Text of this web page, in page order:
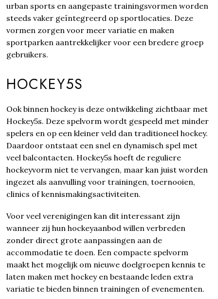
urban sports en aangepaste trainingsvormen worden
steeds vaker geïntegreerd op sportlocaties. Deze
vormen zorgen voor meer variatie en maken
sportparken aantrekkelijker voor een bredere groep
gebruikers.
HOCKEY5S
Ook binnen hockey is deze ontwikkeling zichtbaar met
Hockey5s. Deze spelvorm wordt gespeeld met minder
spelers en op een kleiner veld dan traditioneel hockey.
Daardoor ontstaat een snel en dynamisch spel met
veel balcontacten. Hockey5s hoeft de reguliere
hockeyvorm niet te vervangen, maar kan juist worden
ingezet als aanvulling voor trainingen, toernooien,
clinics of kennismakingsactiviteiten.
Voor veel verenigingen kan dit interessant zijn
wanneer zij hun hockeyaanbod willen verbreden
zonder direct grote aanpassingen aan de
accommodatie te doen. Een compacte spelvorm
maakt het mogelijk om nieuwe doelgroepen kennis te
laten maken met hockey en bestaande leden extra
variatie te bieden binnen trainingen of evenementen.